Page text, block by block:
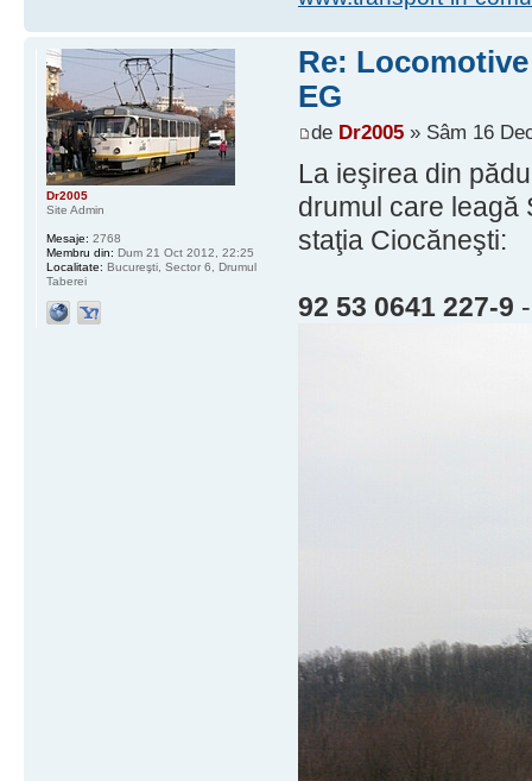
Re:
EG
de Dr2005» Sâm 16
La ieşirea din
drumul care leagă
staţia Ciocăneşti:
92 53 0641 227-9
Dr2005
Site Admin
Mesaje: 2768
Membru din: Dum 21 Oct 2012, 22:25
Localitate: Bucureşti, Sector 6, Drumul
Taberei